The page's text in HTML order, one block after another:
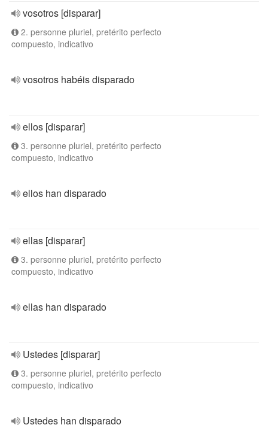
vosotros [disparar]
2. personne pluriel, pretérito perfecto
compuesto, indicativo
vosotros habéis disparado
ellos [disparar]
3. personne pluriel, pretérito perfecto
compuesto, indicativo
ellos han disparado
ellas [disparar]
3. personne pluriel, pretérito perfecto
compuesto, indicativo
ellas han disparado
Ustedes [disparar]
3. personne pluriel, pretérito perfecto
compuesto, indicativo
Ustedes han disparado